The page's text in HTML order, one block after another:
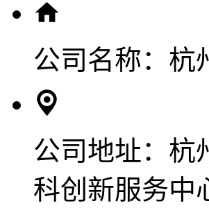
公司名称： 杭
公司地址： 杭
科创新服务中